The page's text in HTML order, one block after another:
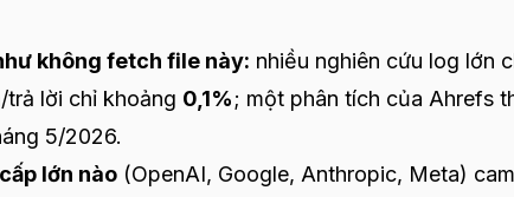
không fetch file này: nhiều nghiên cứu log lớn
lời chỉ khoảng 0,1%; một phân tích của Ahrefs
5/2026.
lớn nào (OpenAI, Google, Anthropic, Meta)